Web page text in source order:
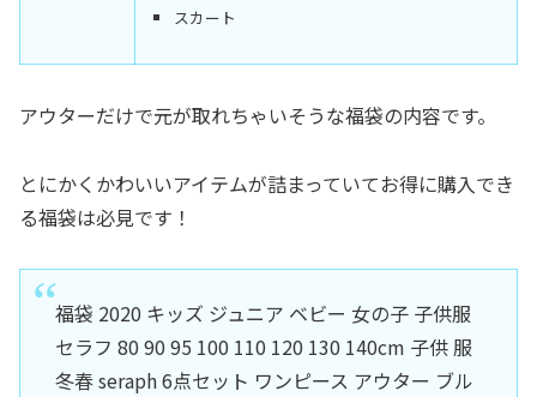
スカート
アウターだけで元が取れちゃいそうな福袋の内容です。
とにかくかわいいアイテムが詰まっていてお得に購入でき
る福袋は必見です！
福袋 2020 キッズ ジュニア ベビー 女の子 子供服
セラフ 80 90 95 100 110 120 130 140cm 子供 服
冬春 seraph 6点セット ワンピース アウター ブル